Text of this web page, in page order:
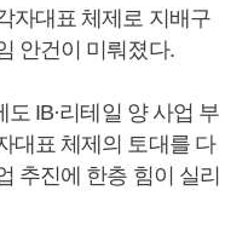
자대표 체제로 지배구
안건이 미뤄졌다.
IB·리테일 양 사업 부
대표 체제의 토대를 다
추진에 한층 힘이 실리